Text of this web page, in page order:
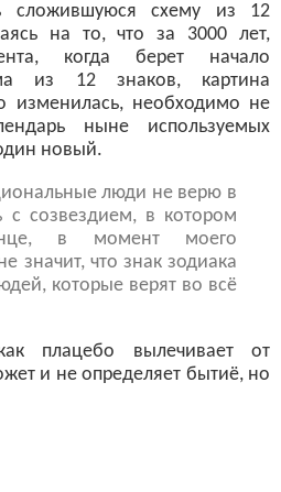
сложившуюся схему из 12
на то, что за 3000 лет,
когда берет начало
из 12 знаков, картина
изменилась, необходимо не
ныне используемых
новый.
люди не верю в
с созвездием, в котором
в момент моего
значит, что знак зодиака
которые верят во всё
плацебо вылечивает от
и не определяет бытиё, но